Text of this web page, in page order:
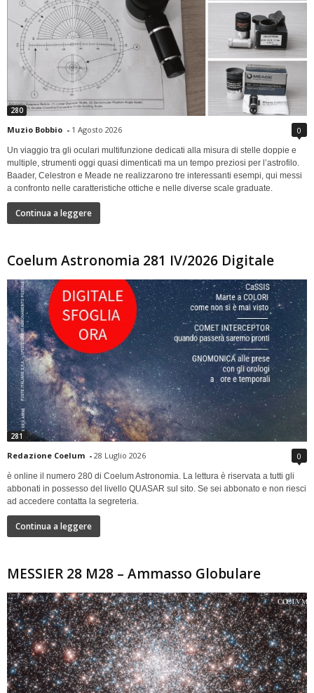
280
Muzio Bobbio - 1 Agosto 2026 0
Un viaggio tra gli oculari multifunzione dedicati alla misura di stelle doppie e
multiple, strumenti oggi quasi dimenticati ma un tempo preziosi per l’astrofilo.
Baader, Celestron e Meade ne realizzarono tre interessanti esempi, qui messi
a confronto nelle caratteristiche ottiche e nelle diverse scale graduate.
Continua a leggere
Coelum Astronomia 281 IV/2026 Digitale
281
Redazione Coelum - 28 Luglio 2026 0
è online il numero 280 di Coelum Astronomia. La lettura è riservata a tutti gli
abbonati in possesso del livello QUASAR sul sito. Se sei abbonato e non riesci
ad accedere contatta la segreteria.
Continua a leggere
MESSIER 28 M28 – Ammasso Globulare